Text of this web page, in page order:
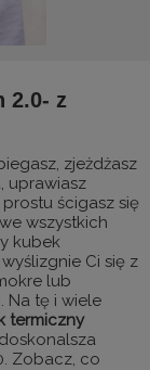
2.0- z
zjeżdżasz
uprawiasz
ścigasz się
wszystkich
kubek
Ci się z
lub
Na tę i wiele
termiczny
Zobacz, co